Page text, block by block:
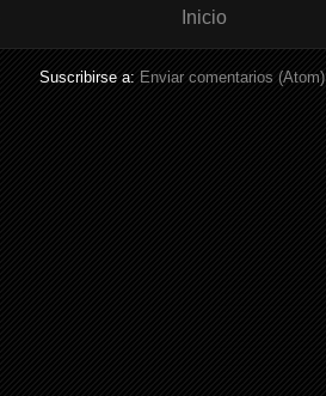
Inicio
Suscribirse a: Enviar comentarios (Atom)